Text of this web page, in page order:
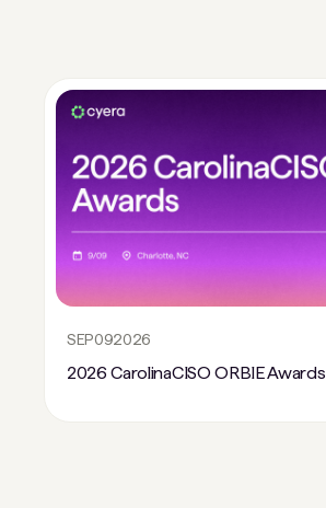
SEP092026
2026 CarolinaCISO ORBIE Awards